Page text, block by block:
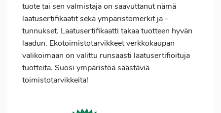
tuote tai sen valmistaja on saavuttanut nämä
laatusertifikaatit sekä ympäristömerkit ja -
tunnukset. Laatusertifikaatti takaa tuotteen hyvän
laadun. Ekotoimistotarvikkeet verkkokaupan
valikoimaan on valittu runsaasti laatusertifioituja
tuotteita. Suosi ympäristöä säästäviä
toimistotarvikkeita!